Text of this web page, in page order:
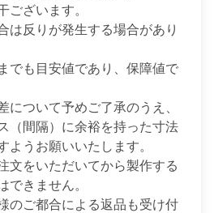
ございます。
は反りが発生する場合があり
でも目安値であり、保障値で
について予めご了承のうえ、
（間隔）に余裕を持った寸法
ようお願いいたします。
文をいただいてから製作する
できません。
のご都合による返品も受け付